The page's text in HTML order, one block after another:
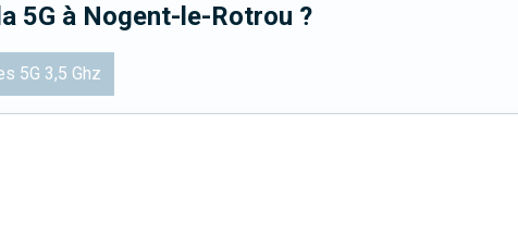
5G à Nogent-le-Rotrou ?
5G 3,5 Ghz